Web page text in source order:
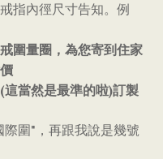
指內徑尺寸告知。例
圍量圈，為您寄到住家
(這當然是最準的啦)訂製
際圍 " ，再跟我說是幾號